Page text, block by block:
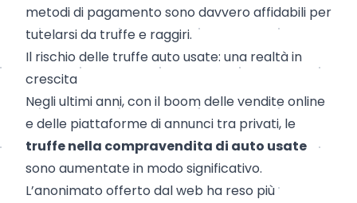
metodi di pagamento sono davvero affidabili per
tutelarsi da truffe e raggiri.
Il rischio delle truffe auto usate: una realtà in
crescita
Negli ultimi anni, con il boom delle vendite online
e delle piattaforme di annunci tra privati, le
truffe nella compravendita di auto usate
sono aumentate in modo significativo.
L’anonimato offerto dal web ha reso più